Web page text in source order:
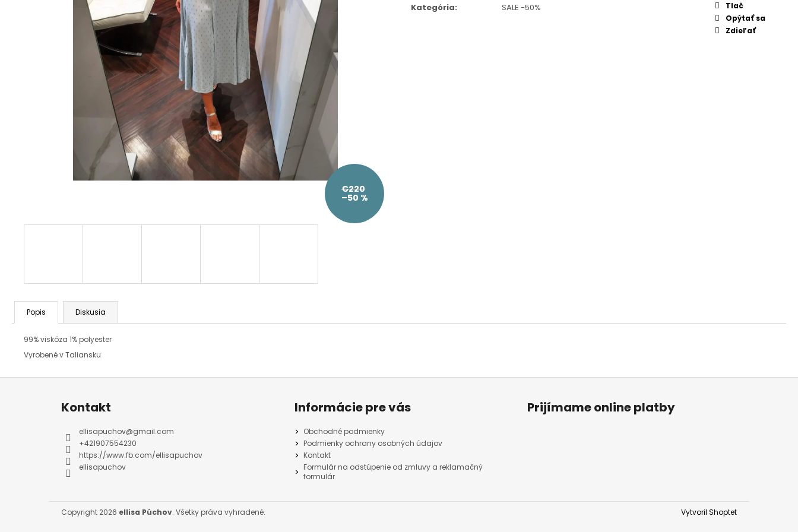
Kategória: SALE -50%
Tlač
Opýtať sa
Zdieľať
€220
–50 %
Popis Diskusia
99% viskóza 1% polyester
Vyrobené v Taliansku
Z
Kontakt
ellisapuchov@gmail.com
+421907554230
https://www.fb.com/ellisapuchov
ellisapuchov
Informácie pre vás
Obchodné podmienky
Podmienky ochrany osobných údajov
Kontakt
Formulár na odstúpenie od zmluvy a reklamačný
formulár
Prijímame online platby
Vytvoril Shoptet
Copyright 2026 ellisa Púchov. Všetky práva vyhradené.